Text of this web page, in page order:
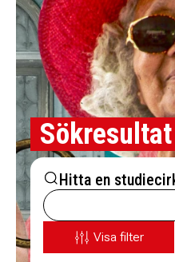
Sökresultat
Hitta en
Visa filter